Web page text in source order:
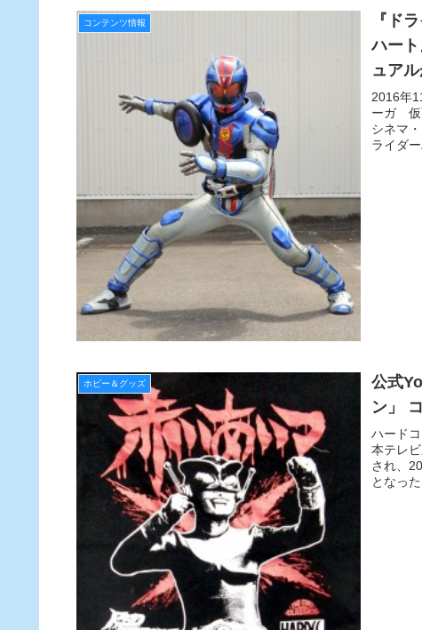
コンテンツ情報
『ド
ハー
ュア
2016年
ーガ 仮
シネマ
ライダ
ホビー＆グッズ
公式
ハード
本テレ
され、
となっ